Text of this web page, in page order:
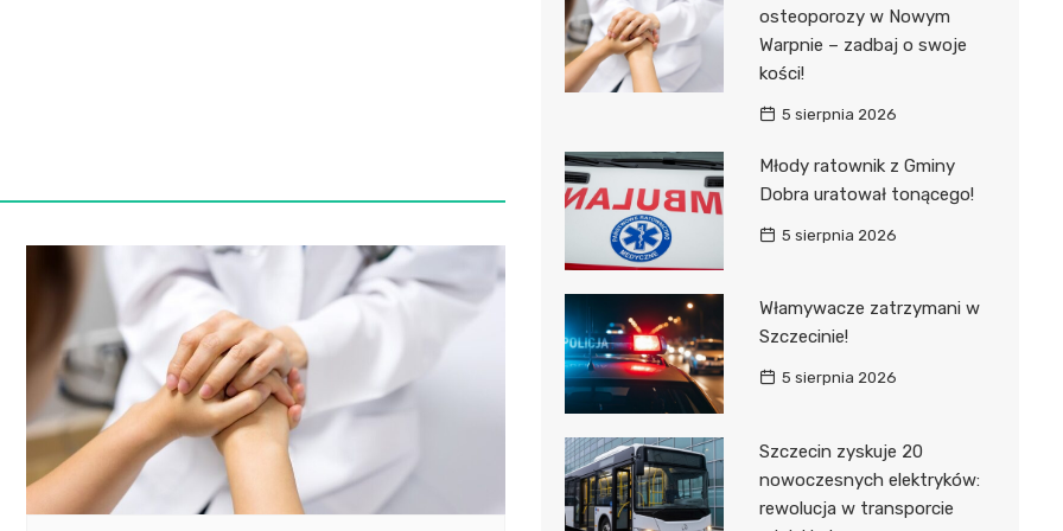
Sokołowskiego
Pomorskiej Akademii
Medycznej
Szpital Kliniczny nr 2
Specjalistyczny Szpital im.
A. Sokołowskiego
Samodzielny Publiczny
Wojewódzki Szpital
Zespolony im. M.
Skłodowskiej-Curi
osteoporozy w Nowym
Warpnie – zadbaj o swoje
kości!
5 sierpnia 2026
Młody ratownik z Gminy
Dobra uratował tonącego!
5 sierpnia 2026
Włamywacze zatrzymani w
Szczecinie!
5 sierpnia 2026
Szczecin zyskuje 20
nowoczesnych elektryków:
rewolucja w transporcie